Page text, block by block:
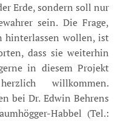
Erde, sondern soll nur
sein. Die Frage,
hinterlassen wollen, ist
dass sie weiterhin
in diesem Projekt
willkommen.
bei Dr. Edwin Behrens
Habbel (Tel.: